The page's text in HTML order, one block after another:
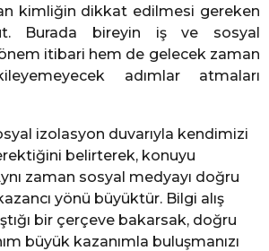
kimliğin dikkat edilmesi gereken
Burada bireyin iş ve sosyal
itibari hem de gelecek zaman
adımlar atmaları
izolasyon duvarıyla kendimizi
belirterek, konuyu
zaman sosyal medyayı doğru
yönü büyüktür. Bilgi alış
bir çerçeve bakarsak, doğru
büyük kazanımla buluşmanızı